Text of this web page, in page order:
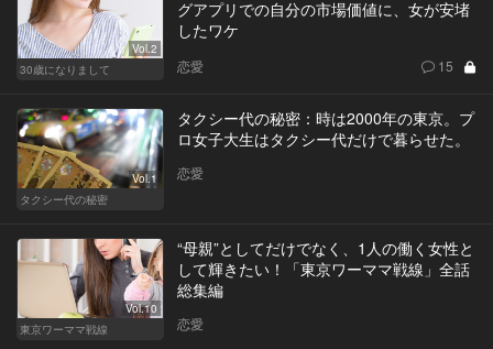
Vol.2
30歳になりまして
グアプリでの自分の市場価値に、女が安堵
したワケ
恋愛 15
Vol.1
タクシー代の秘密
タクシー代の秘密：時は2000年の東京。プ
ロ女子大生はタクシー代だけで暮らせた。
恋愛
Vol.10
東京ワーママ戦線
“母親”としてだけでなく、1人の働く女性と
して輝きたい！「東京ワーママ戦線」全話
総集編
恋愛